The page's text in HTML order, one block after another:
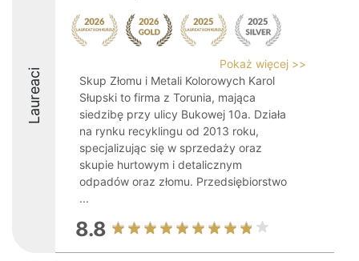
Laureaci
Pokaż więcej >>
Skup Złomu i Metali Kolorowych Karol
Słupski to firma z Torunia, mająca
siedzibę przy ulicy Bukowej 10a. Działa
na rynku recyklingu od 2013 roku,
specjalizując się w sprzedaży oraz
skupie hurtowym i detalicznym
odpadów oraz złomu. Przedsiębiorstwo
...
8.8